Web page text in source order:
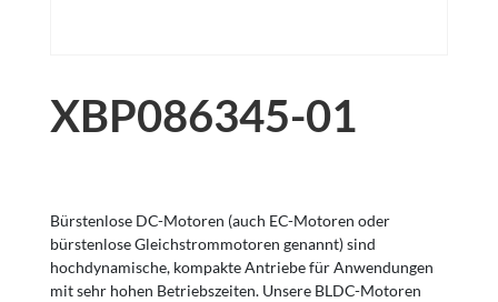
XBP086345-01
Bürstenlose DC-Motoren (auch EC-Motoren oder
bürstenlose Gleichstrommotoren genannt) sind
hochdynamische, kompakte Antriebe für Anwendungen
mit sehr hohen Betriebszeiten. Unsere BLDC-Motoren